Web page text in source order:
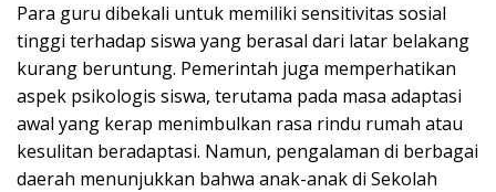
Para guru dibekali untuk memiliki sensitivitas sosial
tinggi terhadap siswa yang berasal dari latar belakang
kurang beruntung. Pemerintah juga memperhatikan
aspek psikologis siswa, terutama pada masa adaptasi
awal yang kerap menimbulkan rasa rindu rumah atau
kesulitan beradaptasi. Namun, pengalaman di berbagai
daerah menunjukkan bahwa anak-anak di Sekolah